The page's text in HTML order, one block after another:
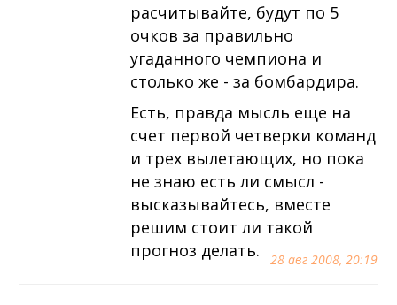
28 авг 2008, 20:19
расчитывайте, будут по 5
очков за правильно
угаданного чемпиона и
столько же - за бомбардира.
Есть, правда мысль еще на
счет первой четверки команд
и трех вылетающих, но пока
не знаю есть ли смысл -
высказывайтесь, вместе
решим стоит ли такой
прогноз делать.